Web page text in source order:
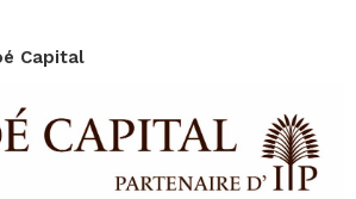
Capital